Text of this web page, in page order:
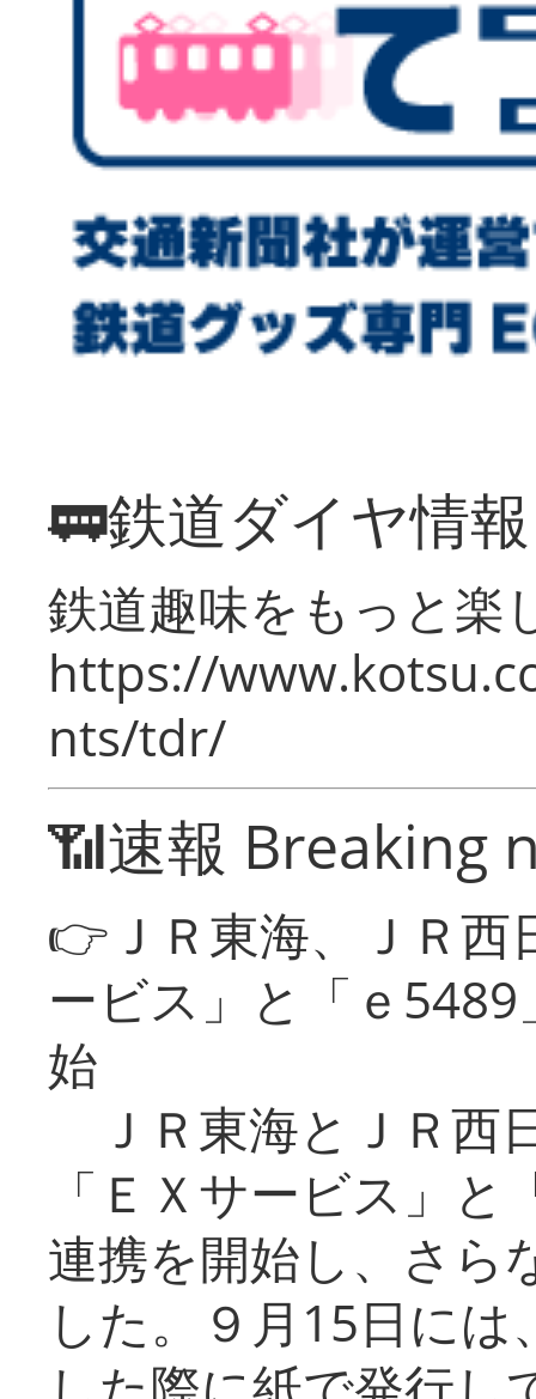
🚃鉄道ダイヤ情
鉄道趣味をもっと楽
https://
nts/tdr/
📶速報 Breaking
👉ＪＲ東海、ＪＲ
ービス」と「ｅ
始
ＪＲ東海とＪＲ西
「ＥＸサービス」
連携を開始し、さら
した。９月15日に